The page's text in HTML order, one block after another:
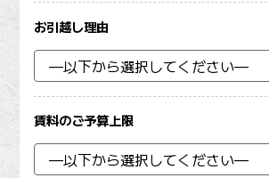
お引越し理由
賃料のご予算上限